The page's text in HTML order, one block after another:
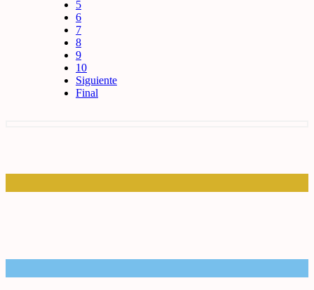
5
6
7
8
9
10
Siguiente
Final